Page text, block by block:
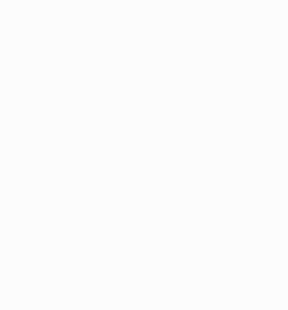
∧＿∧ . | | |
（,,*´∀）
/ ⌒、 __ l ==
/ ﾍ, , 二二
l 二二二
i Ｙ
ゝ、 ＼ー
（"""" ヽ、 ＼
ゞ＿＿ ゝ 、 ﾉ
|| / /<?
|| | /､＿つ